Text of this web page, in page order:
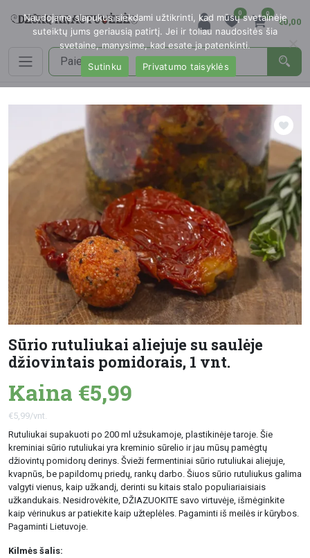
0 0
€0,00
Sūrio rutuliukai aliejuje su saulėje
džiovintais pomidorais, 1 vnt.
Kaina €5,99
€5,99/vnt.
Rutuliukai supakuoti po 200 ml užsukamoje, plastikinėje taroje. Šie
kreminiai sūrio rutuliukai yra kreminio sūrelio ir jau mūsų pamėgtų
džiovintų pomidorų derinys. Švieži fermentiniai sūrio rutuliukai aliejuje,
kvapnūs, be papildomų priedų, rankų darbo. Šiuos sūrio rutuliukus galima
valgyti vienus, kaip užkandį, derinti su kitais stalo populiariaisiais
užkandukais. Nesidrovėkite, DŽIAZUOKITE savo virtuvėje, išmėginkite
kaip vėrinukus ar patiekite kaip užteplėles. Pagaminti iš meilės ir kūrybos.
Pagaminti Lietuvoje.
Kilmės šalis:
Naudojame slapukus siekdami užtikrinti, kad mūsų svetainėje
suteiktų jums geriausią patirtį. Jei ir toliau naudositės šia
svetaine, manysime, kad esate ja patenkinti.
Sutinku
Privatumo taisyklės